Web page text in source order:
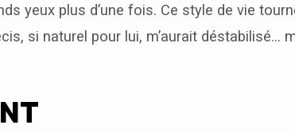
yeux plus d’une fois. Ce style de vie
si naturel pour lui, m’aurait déstabilisé…